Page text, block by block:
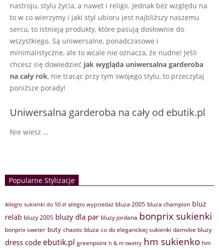
nastroju, stylu życia, a nawet i religii. Jednak bez względu na
to w co wierzymy i jaki styl ubioru jest najbliższy naszemu
sercu, to istnieją produkty, które pasują dosłownie do
wszystkiego. Są uniwersalne, ponadczasowe i
minimalistyczne, ale to wcale nie oznacza, że nudne! Jeśli
chcesz się dowiedzieć jak wygląda uniwersalna garderoba
na cały rok, nie tracąc przy tym swojego stylu, to przeczytaj
poniższe porady!
Uniwersalna garderoba na cały od ebutik.pl
Nie wiesz …
Popularne Stylizacje
Allegro sukienki do 50 zł allegro wyprzedaż bluza 2005 bluza champion bluz
relab bluzy 2005 bluzy dla par bluzy jordana bonprix sukienki
bonprix sweter buty chaotic bluza co do eleganckiej sukienki damskie bluzy
dress code ebutik.pl greenpoint h & m swetry hm sukienko hm